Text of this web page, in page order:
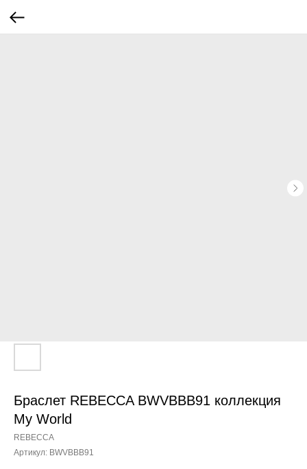
Браслет REBECCA BWVBBB91 коллекция
My World
REBECCA
Артикул: BWVBBB91